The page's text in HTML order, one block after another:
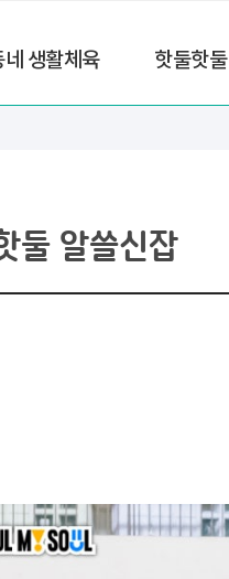
네 생활체육 핫둘핫
둘 알쓸신잡